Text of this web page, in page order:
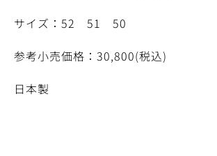
サイズ：52 51 50
参考小売価格：30,800(税込)
日本製